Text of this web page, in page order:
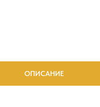
ОПИСАНИЕ